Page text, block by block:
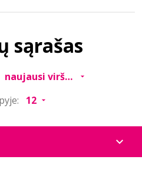
sąrašas